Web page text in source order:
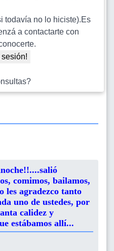
todavía no lo hiciste).Es
a contactarte con
sesión!
comimos, bailamos,
les agradezco tanto
uno de ustedes, por
calidez y
estábamos allí...